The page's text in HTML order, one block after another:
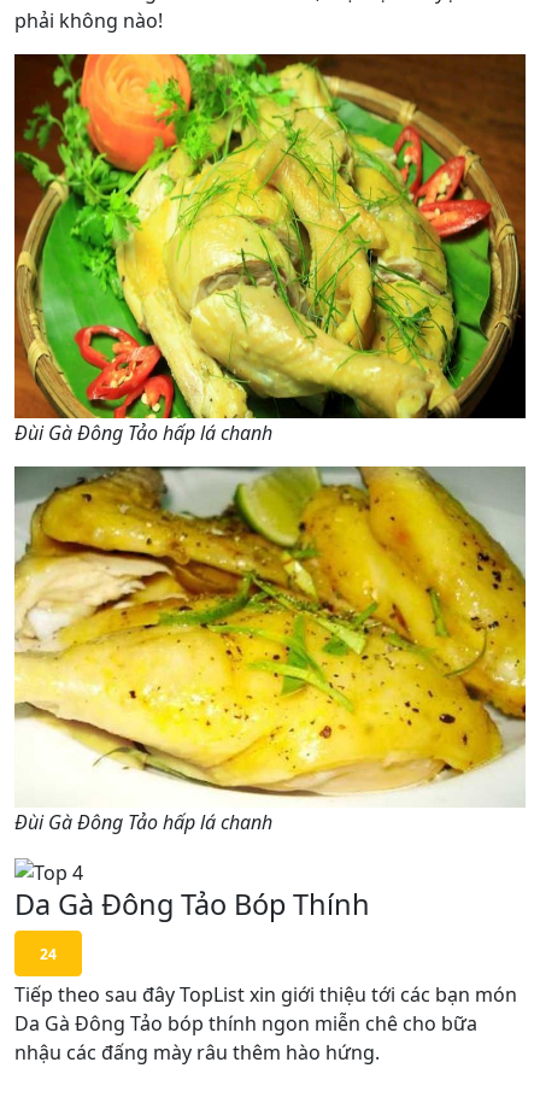
phải không nào!
Đùi Gà Đông Tảo hấp lá chanh
Đùi Gà Đông Tảo hấp lá chanh
Da Gà Đông Tảo Bóp Thính
24
Tiếp theo sau đây TopList xin giới thiệu tới các bạn món
Da Gà Đông Tảo bóp thính ngon miễn chê cho bữa
nhậu các đấng mày râu thêm hào hứng.